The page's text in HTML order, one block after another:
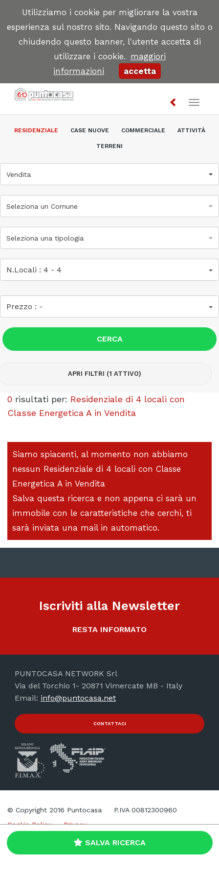
Utilizziamo i cookie per migliorare la vostra
esperienza sul nostro sito. Navigando questo sito o
chiudendo questo banner, l'utente accetta di
utilizzare i cookie. maggiori
informazioni
accetta
Toggle
RESIDENZIALE CASE NUOVE COMMERCIALE ATTIVITÀ
TERRENI
Vendita
Seleziona un Comune
Seleziona una tipologia
N.Locali : 4 - 4
Prezzo : -
CERCA
APRI FILTRI (1 ATTIVO)
0 risultati per: Residenziale di 4 locali con
Classe Energetica A in Vendita
Siamo spiacenti, al momento non abbiamo
nessun Residenziale di 4 locali con Classe
Energetica A in Vendita
Salva questa ricerca e non appena ci sarà un
immobile con le caratteristiche che cerchi, ti
sarà inviata una mail in automatico.
SALVA RICERCA
Iscriviti alla Newsletter
RESTA INFORMATO
PUNTOCASA NETWORK Srl
Via del Torchio 1- 20871 Vimercate MB - Italy
Email: info@puntocasa.net
CONTATTACI
© Copyright 2016 Puntocasa
P.IVA 00812300960
Cookie Policy
Privacy